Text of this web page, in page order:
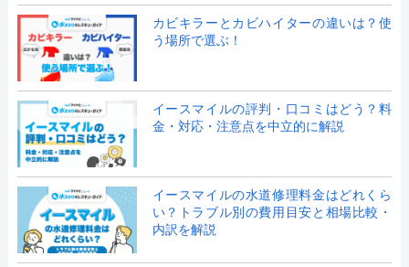
カビキラーとカビハイターの違いは？使
う場所で選ぶ！
イースマイルの評判・口コミはどう？料
金・対応・注意点を中立的に解説
イースマイルの水道修理料金はどれくら
い？トラブル別の費用目安と相場比較・
内訳を解説